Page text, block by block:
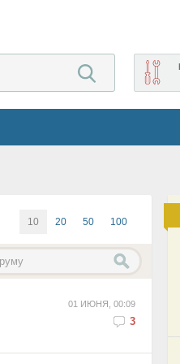
10 20 50 100
01 ИЮНЯ, 00:09
3